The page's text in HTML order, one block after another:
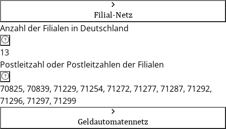
Filial-Netz
Anzahl der Filialen in Deutschland
13
Postleitzahl oder Postleitzahlen der Filialen
70825, 70839, 71229, 71254, 71272, 71277, 71287, 71292,
71296, 71297, 71299
Geldautomatennetz